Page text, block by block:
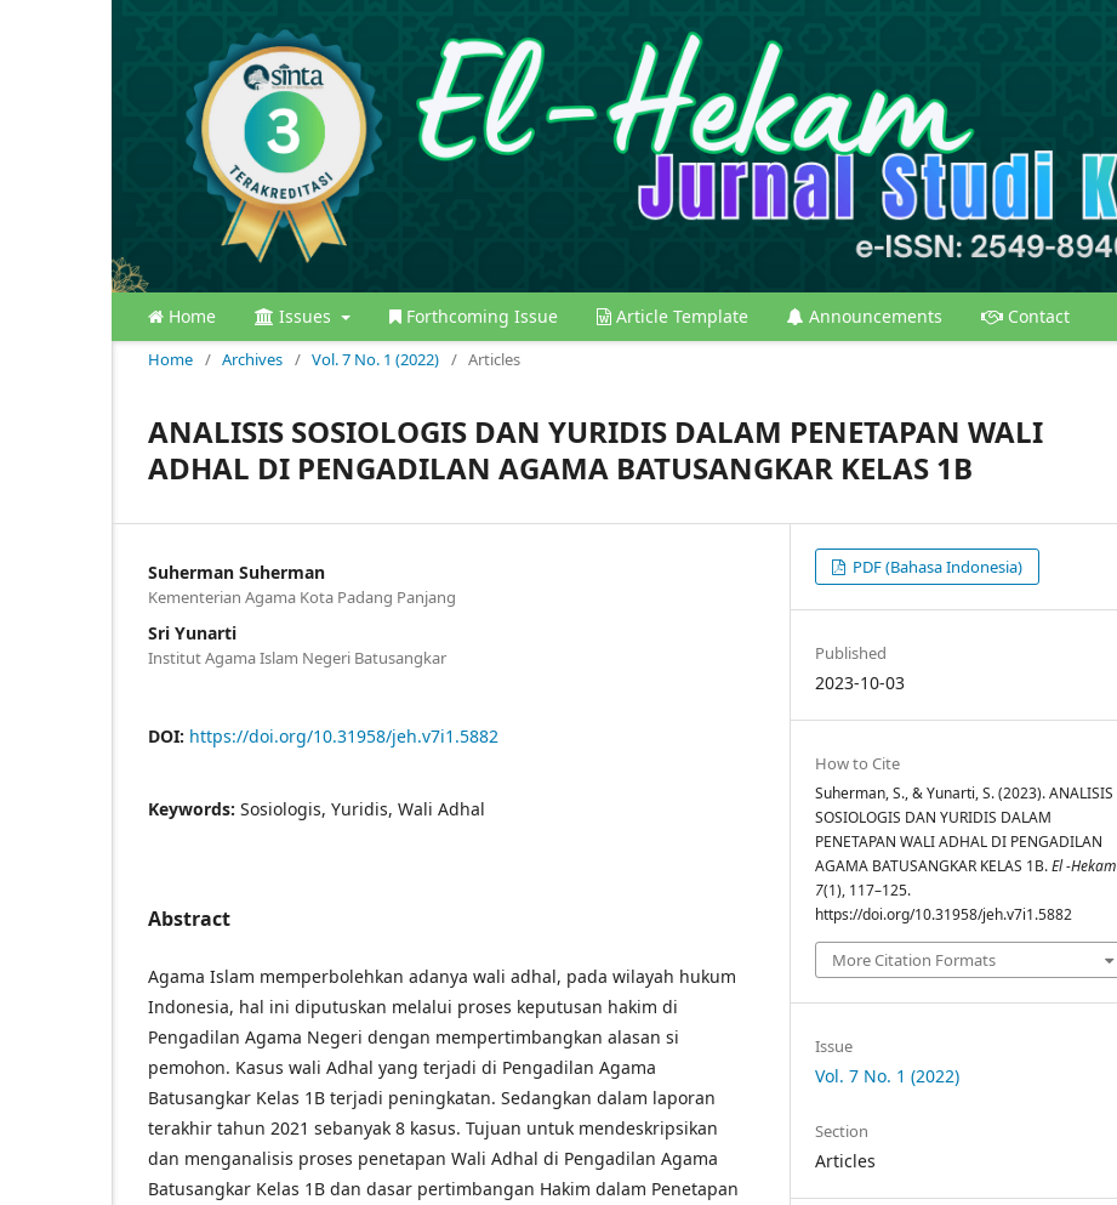
Home Issues Forthcoming Issue Article Template Announcements Contact
Home / Archives / Vol. 7 No. 1 (2022) / Articles
ANALISIS SOSIOLOGIS DAN YURIDIS DALAM PENETAPAN WALI
ADHAL DI PENGADILAN AGAMA BATUSANGKAR KELAS 1B
Suherman Suherman
Kementerian Agama Kota Padang Panjang
Sri Yunarti
Institut Agama Islam Negeri Batusangkar
DOI: https://doi.org/10.31958/jeh.v7i1.5882
Keywords: Sosiologis, Yuridis, Wali Adhal
Abstract
Agama Islam memperbolehkan adanya wali adhal, pada wilayah hukum
Indonesia, hal ini diputuskan melalui proses keputusan hakim di
Pengadilan Agama Negeri dengan mempertimbangkan alasan si
pemohon. Kasus wali Adhal yang terjadi di Pengadilan Agama
Batusangkar Kelas 1B terjadi peningkatan. Sedangkan dalam laporan
terakhir tahun 2021 sebanyak 8 kasus. Tujuan untuk mendeskripsikan
dan menganalisis proses penetapan Wali Adhal di Pengadilan Agama
Batusangkar Kelas 1B dan dasar pertimbangan Hakim dalam Penetapan
PDF (Bahasa Indonesia)
Published
2023-10-03
How to Cite
Suherman, S., & Yunarti, S. (2023). ANALISIS
SOSIOLOGIS DAN YURIDIS DALAM
PENETAPAN WALI ADHAL DI PENGADILAN
AGAMA BATUSANGKAR KELAS 1B.El -Hekam
7(1), 117–125.
https://doi.org/10.31958/jeh.v7i1.5882
More Citation Formats
Issue
Vol. 7 No. 1 (2022)
Section
Articles